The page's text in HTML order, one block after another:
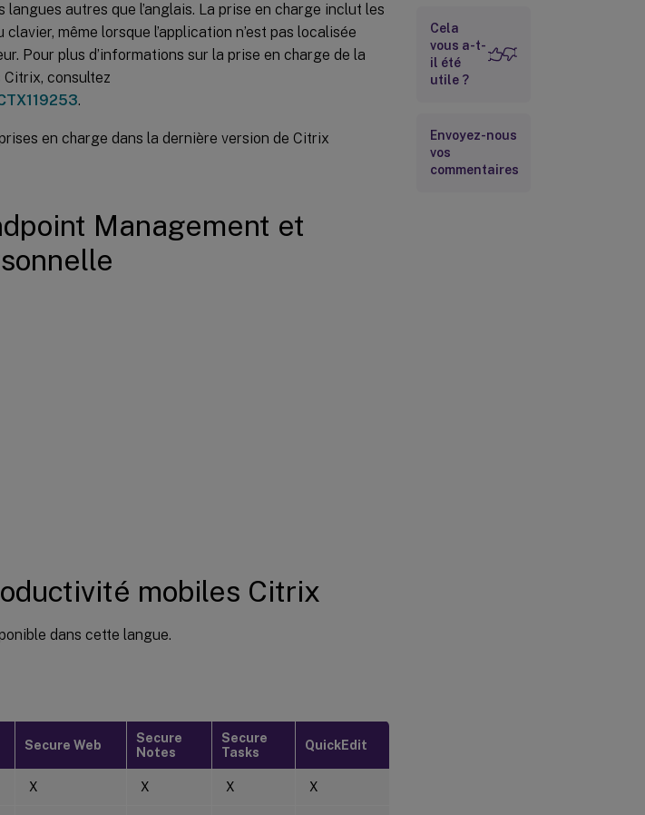
autres que l’anglais. La prise en charge inclut les
même lorsque l’application n’est pas localisée
Pour plus d’informations sur la prise en charge de la
consultez
.
en charge dans la dernière version de Citrix
Management et
mobiles Citrix
dans cette langue.
Secure Web
Secure
Notes
Secure
Tasks
QuickEdit
X X X X
mobiles Citrix
Prise en
gauche
Cela
vous a-t-
il été
utile ?
Envoyez-nous
vos
commentaires